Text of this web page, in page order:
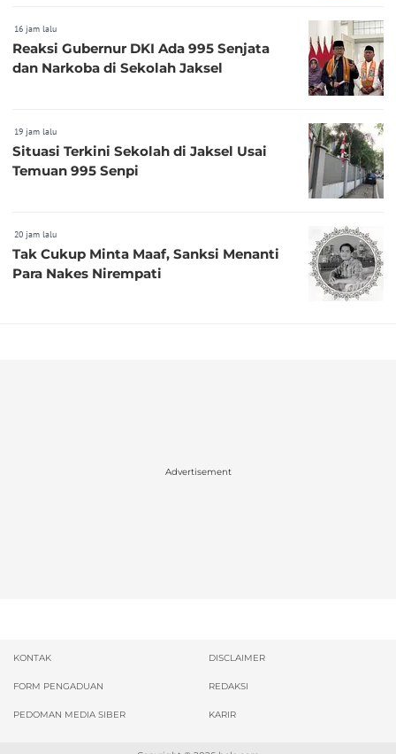
16 jam lalu
Reaksi Gubernur DKI Ada 995 Senjata
dan Narkoba di Sekolah Jaksel
19 jam lalu
Situasi Terkini Sekolah di Jaksel Usai
Temuan 995 Senpi
20 jam lalu
Tak Cukup Minta Maaf, Sanksi Menanti
Para Nakes Nirempati
Advertisement
KONTAK DISCLAIMER
FORM PENGADUAN REDAKSI
PEDOMAN MEDIA SIBER KARIR